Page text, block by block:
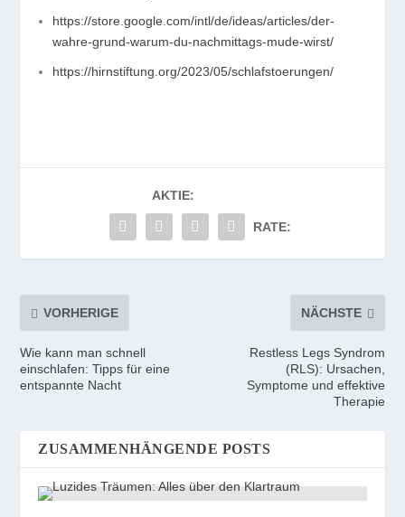
https://store.google.com/intl/de/ideas/articles/der-
wahre-grund-warum-du-nachmittags-mude-wirst/
https://hirnstiftung.org/2023/05/schlafstoerungen/
AKTIE:
RATE:
VORHERIGE
Wie kann man schnell
einschlafen: Tipps für eine
entspannte Nacht
NÄCHSTE
Restless Legs Syndrom
(RLS): Ursachen,
Symptome und effektive
Therapie
ZUSAMMENHÄNGENDE POSTS